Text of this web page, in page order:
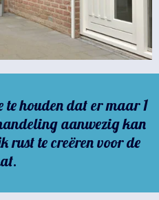
te houden dat er maar 1
aanwezig kan
rust te creëren voor de